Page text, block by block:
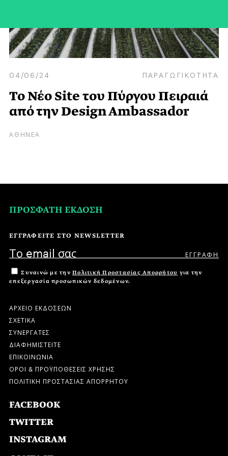
04/06/24 ΠΑΡΑΓΩΓΙΚΟΤΗΤΑ
Το Νέο Site του Πύργου Πειραιά
από την Design Ambassador
ΑΘΗΝΕΑ
ΠΡΟΣΦΑΤΗ ΕΚΔΟΣΗ
ΕΓΓΡΑΦΕΙΤΕ ΣΤΟ NEWSLETTER
Συναινώ με την Πολιτική Προστασίας Απορρήτου για την
επεξεργασία προσωπικών δεδομένων.
ΑΡΧΕΙΟ ΕΚΔΟΣΕΩΝ
ΣΧΕΤΙΚΑ
ΣΥΝΕΡΓΑΤΕΣ
ΔΙΑΦΗΜΙΣΤΕΙΤΕ
ΕΠΙΚΟΙΝΩΝΙΑ
ΟΡΟΙ & ΠΡΟΫΠΟΘΕΣΕΙΣ ΧΡΗΣΗΣ
ΠΟΛΙΤΙΚΗ ΠΡΟΣΤΑΣΙΑΣ ΑΠΟΡΡΗΤΟΥ
FACEBOOK
TWITTER
INSTAGRAM